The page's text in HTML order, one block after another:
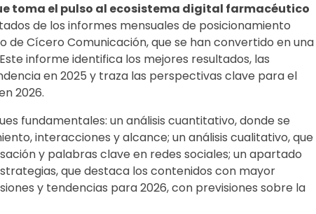
toma el pulso al ecosistema digital farmacéutico
de los informes mensuales de posicionamiento
Cícero Comunicación, que se han convertido en una
informe identifica los mejores resultados, las
en 2025 y traza las perspectivas clave para el
2026.
fundamentales: un análisis cuantitativo, donde se
interacciones y alcance; un análisis cualitativo, que
y palabras clave en redes sociales; un apartado
que destaca los contenidos con mayor
y tendencias para 2026, con previsiones sobre la